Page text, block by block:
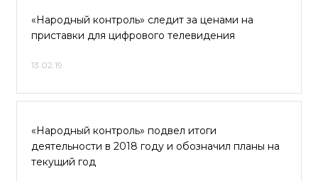
«Народный контроль» следит за ценами на
приставки для цифрового телевидения
13.02.19
«Народный контроль» подвел итоги
деятельности в 2018 году и обозначил планы на
текущий год